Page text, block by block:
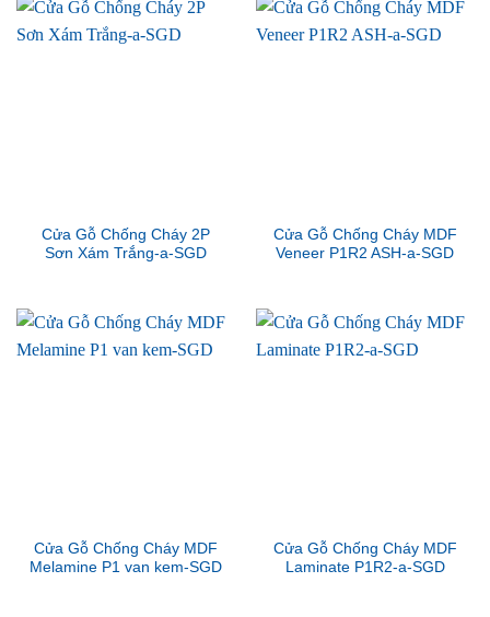
Cửa Gỗ Chống Cháy 2P
Sơn Xám Trắng-a-SGD
Cửa Gỗ Chống Cháy MDF
Veneer P1R2 ASH-a-SGD
Cửa Gỗ Chống Cháy MDF
Melamine P1 van kem-SGD
Cửa Gỗ Chống Cháy MDF
Laminate P1R2-a-SGD